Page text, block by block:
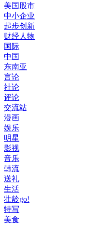
美国股市
中小企业
起步创新
财经人物
国际
中国
东南亚
言论
社论
评论
交流站
漫画
娱乐
明星
影视
音乐
韩流
送礼
生活
壮龄go!
特写
美食